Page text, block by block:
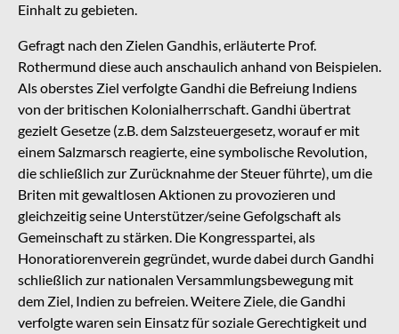
Einhalt zu gebieten.
Gefragt nach den Zielen Gandhis, erläuterte Prof.
Rothermund diese auch anschaulich anhand von Beispielen.
Als oberstes Ziel verfolgte Gandhi die Befreiung Indiens
von der britischen Kolonialherrschaft. Gandhi übertrat
gezielt Gesetze (z.B. dem Salzsteuergesetz, worauf er mit
einem Salzmarsch reagierte, eine symbolische Revolution,
die schließlich zur Zurücknahme der Steuer führte), um die
Briten mit gewaltlosen Aktionen zu provozieren und
gleichzeitig seine Unterstützer/seine Gefolgschaft als
Gemeinschaft zu stärken. Die Kongresspartei, als
Honoratiorenverein gegründet, wurde dabei durch Gandhi
schließlich zur nationalen Versammlungsbewegung mit
dem Ziel, Indien zu befreien. Weitere Ziele, die Gandhi
verfolgte waren sein Einsatz für soziale Gerechtigkeit und